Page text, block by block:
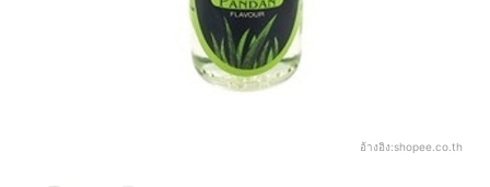
อ้างอิง:shopee.co.th